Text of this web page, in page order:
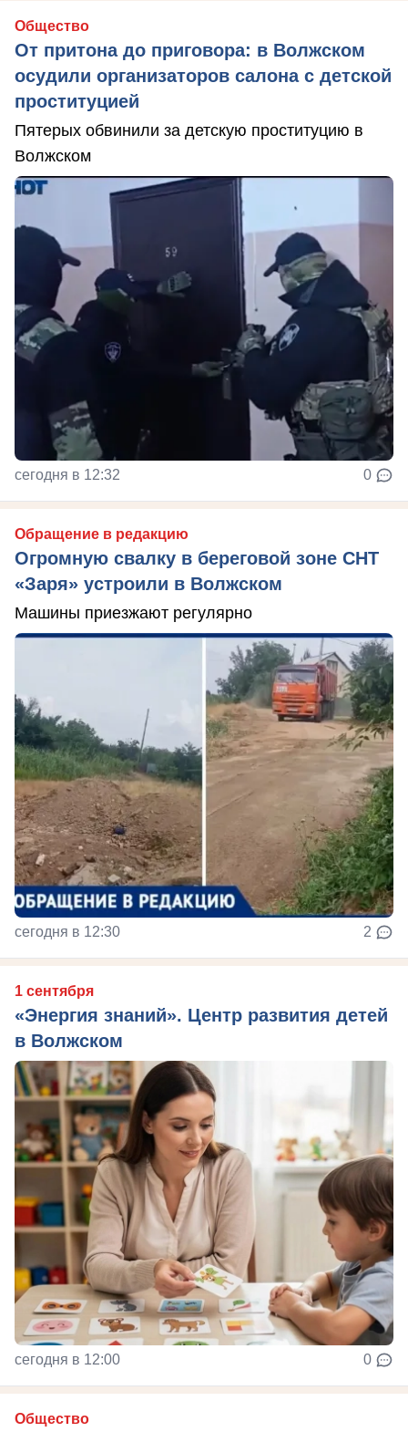
Общество
От притона до приговора: в Волжском
осудили организаторов салона с детской
проституцией
Пятерых обвинили за детскую проституцию в
Волжском
сегодня в 12:32 0
Обращение в редакцию
Огромную свалку в береговой зоне СНТ
«Заря» устроили в Волжском
Машины приезжают регулярно
сегодня в 12:30 2
1 сентября
«Энергия знаний». Центр развития детей
в Волжском
сегодня в 12:00 0
Общество